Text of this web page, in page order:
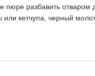
разбавить отваром
кетчупа, черный